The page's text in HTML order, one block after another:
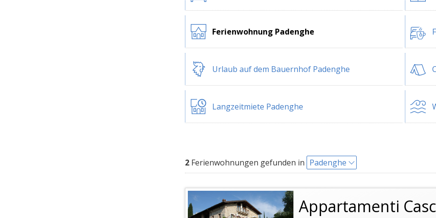
Ferienwohnung Padenghe
Urlaub auf dem Bauernhof Padenghe
Langzeitmiete Padenghe
2 Ferienwohnungen gefunden in Padenghe
Appartamenti